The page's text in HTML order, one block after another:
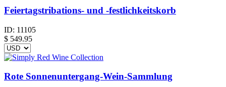
Feiertagstribations- und -festlichkeitskorb
ID: 11105
$ 549.95
Rote Sonnenuntergang-Wein-Sammlung